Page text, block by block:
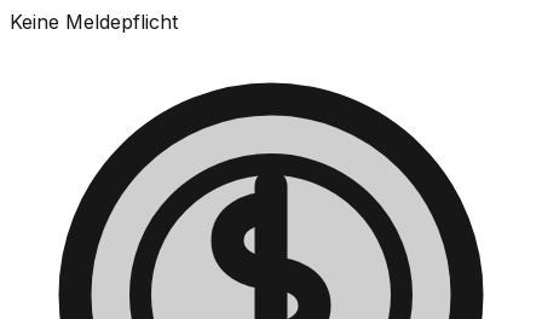
Keine Meldepflicht